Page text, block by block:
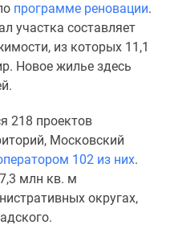
программе реновации.
участка составляет
из которых 11,1
Новое жилье здесь
218 проектов
Московский
102 из них.
млн кв. м
округах,